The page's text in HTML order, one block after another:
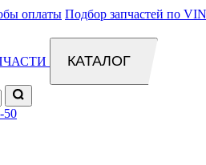
оплаты Подбор запчастей по
КАТАЛОГ
50